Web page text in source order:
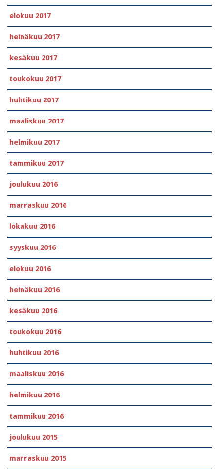
elokuu 2017
heinäkuu 2017
kesäkuu 2017
toukokuu 2017
huhtikuu 2017
maaliskuu 2017
helmikuu 2017
tammikuu 2017
joulukuu 2016
marraskuu 2016
lokakuu 2016
syyskuu 2016
elokuu 2016
heinäkuu 2016
kesäkuu 2016
toukokuu 2016
huhtikuu 2016
maaliskuu 2016
helmikuu 2016
tammikuu 2016
joulukuu 2015
marraskuu 2015